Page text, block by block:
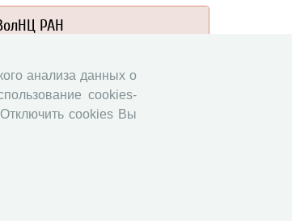
РАН
и социальные перемены
территории
развития
анализа данных о
cookies-
cookies Вы